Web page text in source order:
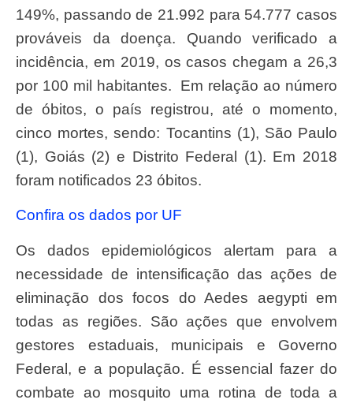
149%, passando de 21.992 para 54.777 casos
prováveis da doença. Quando verificado a
incidência, em 2019, os casos chegam a 26,3
por 100 mil habitantes. Em relação ao número
de óbitos, o país registrou, até o momento,
cinco mortes, sendo: Tocantins (1), São Paulo
(1), Goiás (2) e Distrito Federal (1). Em 2018
foram notificados 23 óbitos.
Confira os dados por UF
Os dados epidemiológicos alertam para a
necessidade de intensificação das ações de
eliminação dos focos do Aedes aegypti em
todas as regiões. São ações que envolvem
gestores estaduais, municipais e Governo
Federal, e a população. É essencial fazer do
combate ao mosquito uma rotina de toda a